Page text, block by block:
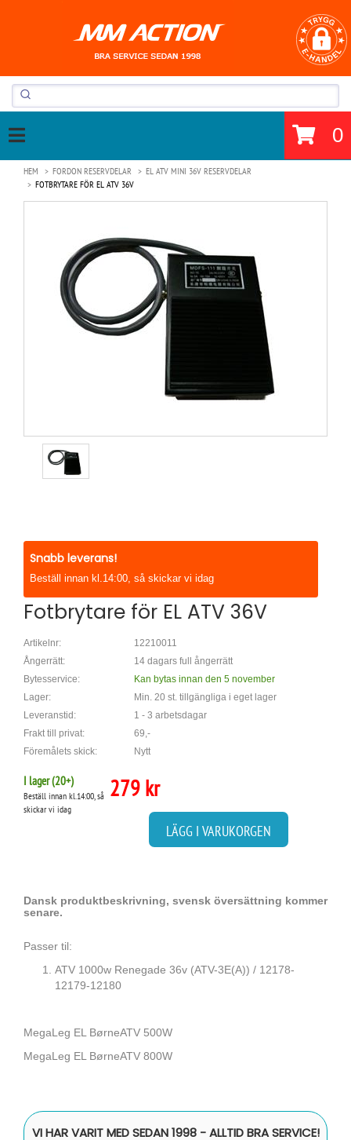
0
HEM FORDON RESERVDELAR
EL ATV MINI 36V RESERVDELAR
FOTBRYTARE FÖR EL ATV 36V
Snabb leverans!
Beställ innan kl.14:00, så skickar vi idag
Fotbrytare för EL ATV 36V
Artikelnr:
12210011
Ångerrätt:
14 dagars full ångerrätt
Bytesservice:
Kan bytas innan den 5 november
Lager:
Min. 20 st. tillgängliga i eget lager
Leveranstid:
1 - 3 arbetsdagar
Frakt till privat:
69,-
Föremålets skick:
Nytt
I lager (20+)
Beställ innan kl.14:00, så
skickar vi idag
279 kr
LÄGG I VARUKORGEN
Dansk produktbeskrivning, svensk översättning kommer
senare.
Passer til:
ATV 1000w Renegade 36v (ATV-3E(A)) / 12178-
12179-12180
MegaLeg EL BørneATV 500W
MegaLeg EL BørneATV 800W
VI HAR VARIT MED SEDAN 1998 - ALLTID BRA SERVICE!